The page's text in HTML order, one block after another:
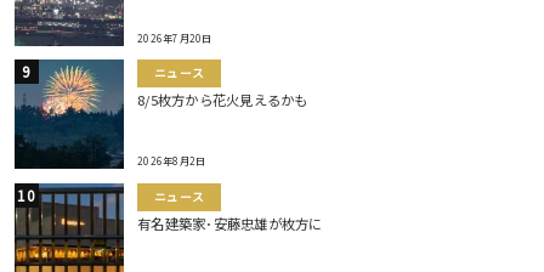
2026年7月20日
ニュース
8/5枚方から花火見えるかも
2026年8月2日
ニュース
有名建築家･安藤忠雄が枚方に